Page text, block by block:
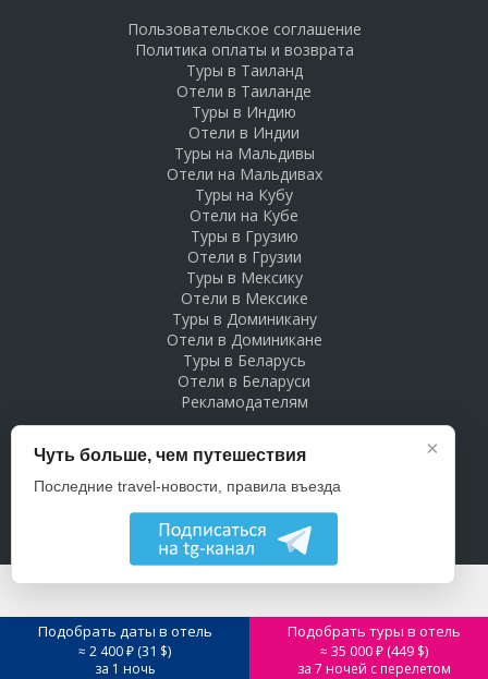
Подобрать даты в отель
≈ 2 400 ₽ (31 $)
за 1 ночь
Подобрать туры в отель
≈ 35 000 ₽ (449 $)
за 7 ночей с перелетом
Пользовательское соглашение
Политика оплаты и возврата
Туры в Таиланд
Отели в Таиланде
Туры в Индию
Отели в Индии
Туры на Мальдивы
Отели на Мальдивах
Туры на Кубу
Отели на Кубе
Туры в Грузию
Отели в Грузии
Туры в Мексику
Отели в Мексике
Туры в Доминикану
Отели в Доминикане
Туры в Беларусь
Отели в Беларуси
Рекламодателям
×
Чуть больше, чем путешествия
Последние travel-новости, правила въезда